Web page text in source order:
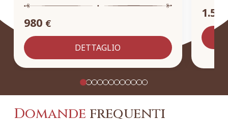
980 €
DETTAGLIO
Domandefrequenti